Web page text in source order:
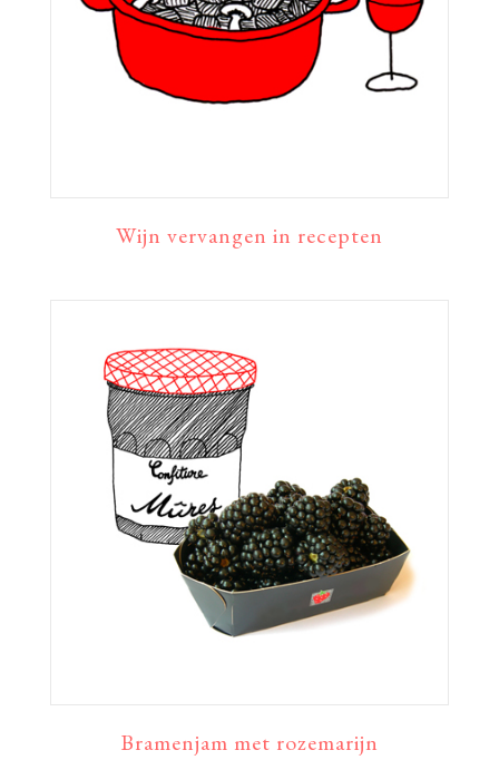
Wijn vervangen in recepten
Bramenjam met rozemarijn